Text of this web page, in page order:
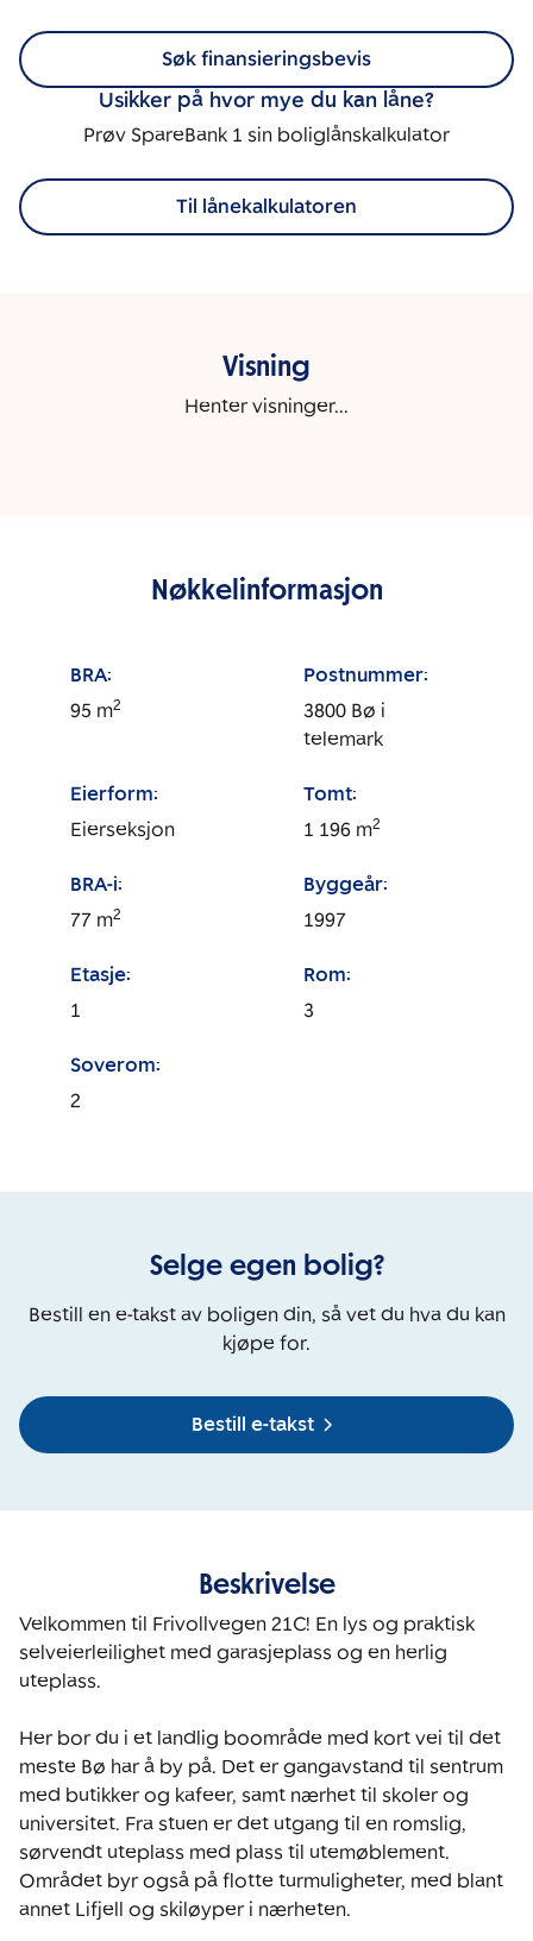
Søk finansieringsbevis
Usikker på hvor mye du kan låne?
Prøv SpareBank 1 sin boliglånskalkulator
Til lånekalkulatoren
Visning
Henter visninger...
Nøkkelinformasjon
BRA:
95 m2
Postnummer:
3800 Bø i
telemark
Eierform:
Eierseksjon
Tomt:
1 196 m2
BRA-i:
77 m2
Byggeår:
1997
Etasje:
1
Rom:
3
Soverom:
2
Selge egen bolig?
Bestill en e-takst av boligen din, så vet du hva du kan
kjøpe for.
Bestill e-takst
Beskrivelse
Velkommen til Frivollvegen 21C! En lys og praktisk
selveierleilighet med garasjeplass og en herlig
uteplass.
Her bor du i et landlig boområde med kort vei til det
meste Bø har å by på. Det er gangavstand til sentrum
med butikker og kafeer, samt nærhet til skoler og
universitet. Fra stuen er det utgang til en romslig,
sørvendt uteplass med plass til utemøblement.
Området byr også på flotte turmuligheter, med blant
annet Lifjell og skiløyper i nærheten.